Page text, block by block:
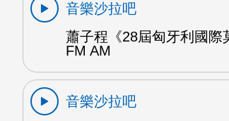
音樂沙拉吧
蕭子程《28屆匈牙利國際
FM AM
音樂沙拉吧